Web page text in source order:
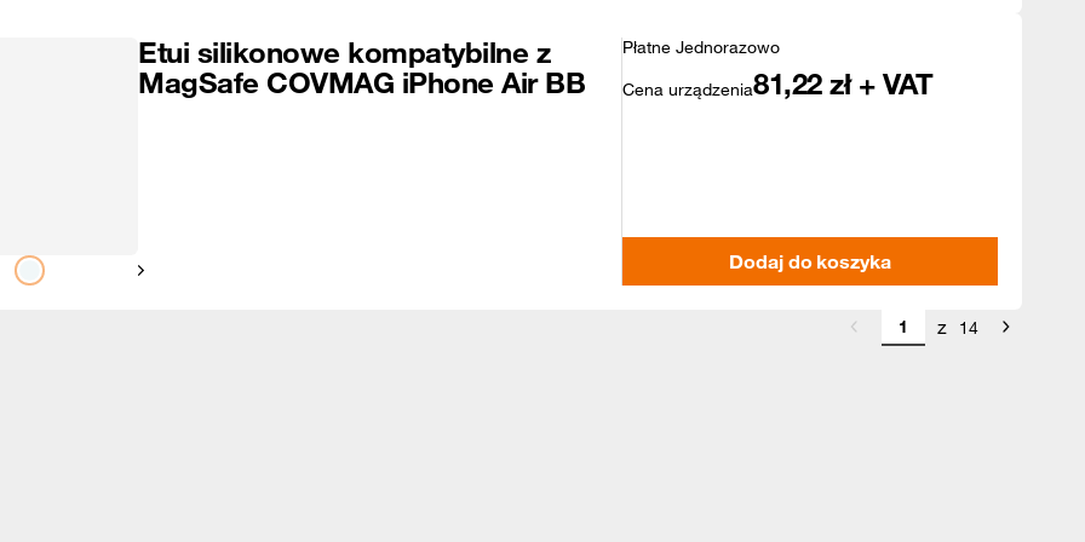
Pokaż następny
Etui silikonowe kompatybilne z
MagSafe COVMAG iPhone Air BB
Płatne Jednorazowo
Cena urządzenia81,22 zł + VAT
Dodaj do koszyka
z 14